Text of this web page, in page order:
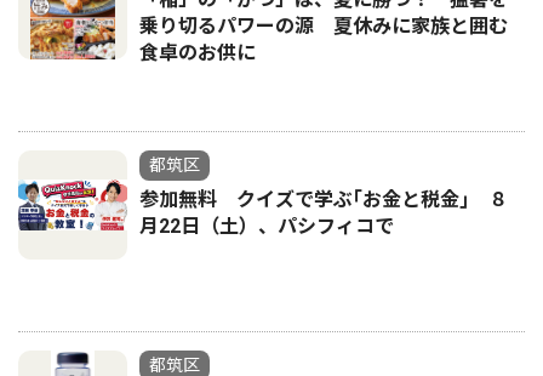
乗り切るパワーの源 夏休みに家族と囲む
食卓のお供に
都筑区
参加無料 クイズで学ぶ｢お金と税金｣ ８
月22日（土）、パシフィコで
都筑区